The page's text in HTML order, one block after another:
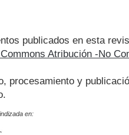
publicados en esta
Atribución -No
procesamiento y
en: